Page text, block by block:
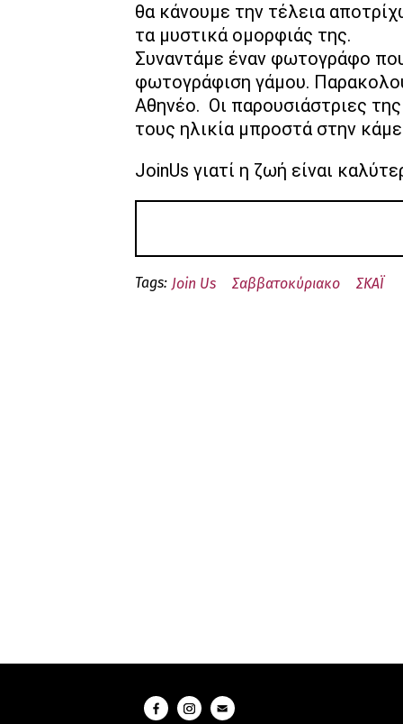
θα κάνουμε την τέλεια
τα μυστικά ομορφιάς της.
Συναντάμε έναν φωτογράφο
φωτογράφιση γάμου.
Αθηνέο. Οι παρουσιάστριες
τους ηλικία μπροστά στην
JoinUs γιατί η ζωή είναι
Tags: Join Us Σαββατοκύριακο ΣΚΑΪ